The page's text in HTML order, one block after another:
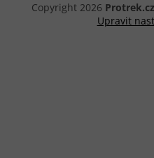
Copyright 2026 Protrek.cz
Upravit